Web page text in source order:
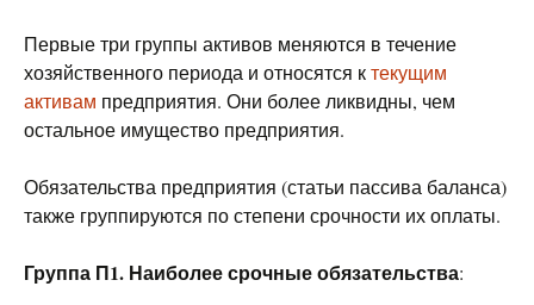
Первые три группы активов меняются в течение
хозяйственного периода и относятся ктекущим
активам предприятия. Они более ликвидны, чем
остальное имущество предприятия.
Обязательства предприятия (статьи пассива баланса)
также группируются по степени срочности их оплаты.
Группа П1. Наиболее срочные обязательства: